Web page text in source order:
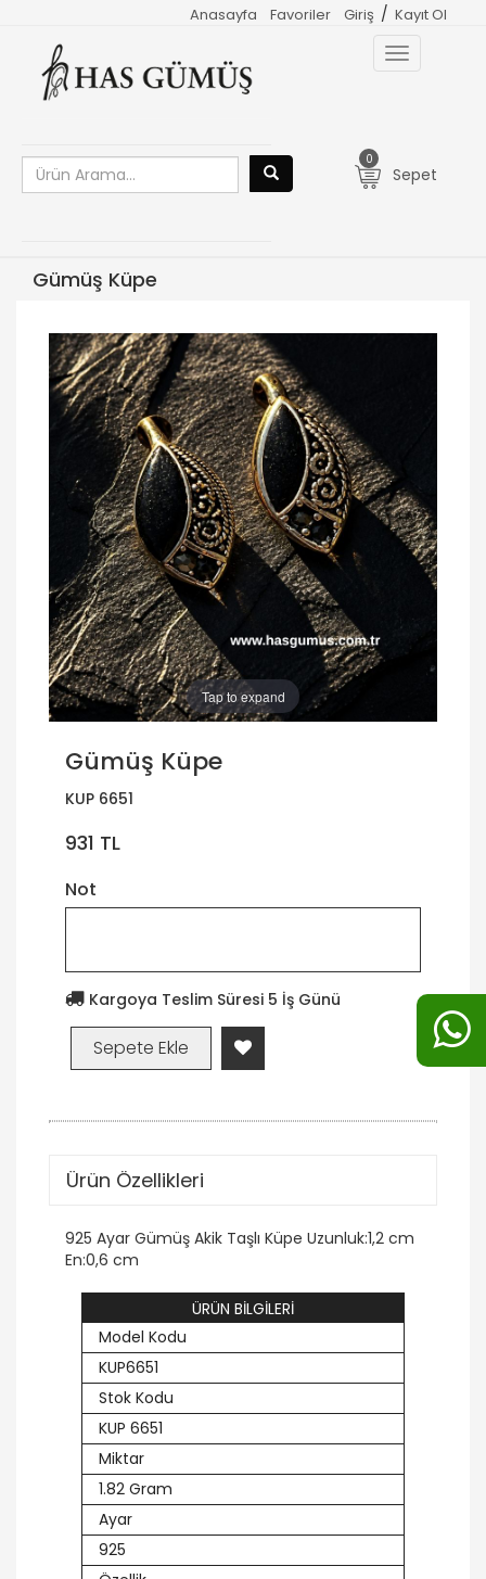
Giriş / Kayıt Ol
Favoriler
Anasayfa
Toggle
navigation
0
Sepet
Gümüş Küpe
Tap to expand
Gümüş Küpe
KUP 6651
931 TL
Not
Kargoya Teslim Süresi 5 İş Günü
Ürün Özellikleri
925 Ayar Gümüş Akik Taşlı Küpe Uzunluk:1,2 cm
En:0,6 cm
ÜRÜN BİLGİLERİ
Model Kodu
KUP6651
Stok Kodu
KUP 6651
Miktar
1.82 Gram
Ayar
925